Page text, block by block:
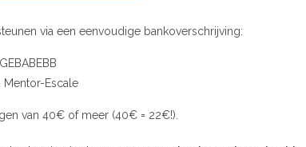
via een eenvoudige bankoverschrijving:
Mentor-Escale
van 40€ of meer (40€ = 22€!).